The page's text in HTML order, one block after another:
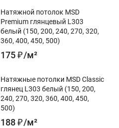
Натяжной потолок MSD
Premium глянцевый L303
белый (150, 200, 240, 270, 320,
360, 400, 450, 500)
175₽/м²
Натяжные потолки MSD Classic
глянец L303 белый (150, 200,
240, 270, 320, 360, 400, 450,
500)
188₽/м²